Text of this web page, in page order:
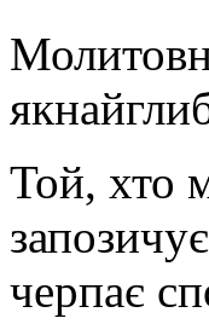
Той, хто
черпає